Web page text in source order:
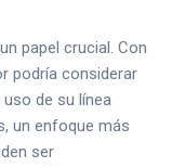
papel crucial. Con
podría considerar
de su línea
un enfoque más
ser